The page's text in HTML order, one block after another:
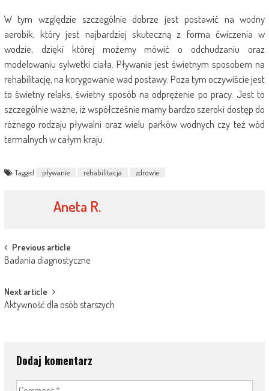
W tym względzie szczególnie dobrze jest postawić na wodny
aerobik, który jest najbardziej skuteczną z forma ćwiczenia w
wodzie, dzięki której możemy mówić o odchudzaniu oraz
modelowaniu sylwetki ciała. Pływanie jest świetnym sposobem na
rehabilitację, na korygowanie wad postawy. Poza tym oczywiście jest
to świetny relaks, świetny sposób na odprężenie po pracy. Jest to
szczególnie ważne, iż współcześnie mamy bardzo szeroki dostęp do
różnego rodzaju pływalni oraz wielu parków wodnych czy też wód
termalnych w całym kraju.
Tagged pływanie rehabilitacja zdrowie
Aneta R.
Post
navigation
Previous article
Badania diagnostyczne
Next article
Aktywność dla osób starszych
Dodaj komentarz